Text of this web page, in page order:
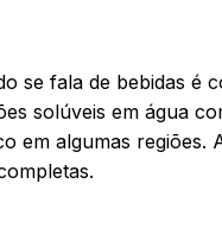
se fala de bebidas é
solúveis em água
em algumas regiões.